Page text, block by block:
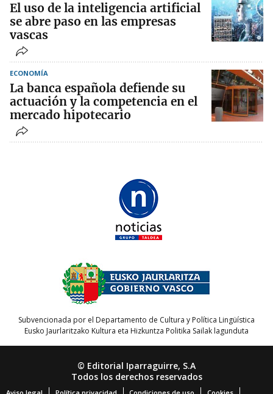
El uso de la inteligencia artificial
se abre paso en las empresas
vascas
ECONOMÍA
La banca española defiende su
actuación y la competencia en el
mercado hipotecario
Subvencionada por el Departamento de Cultura y Política Lingüística
Eusko Jaurlaritzako Kultura eta Hizkuntza Politika Sailak lagunduta
© Editorial Iparraguirre, S.A
Todos los derechos reservados